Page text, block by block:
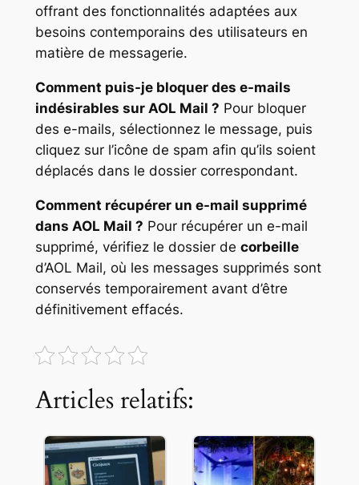
offrant des fonctionnalités adaptées aux
besoins contemporains des utilisateurs en
matière de messagerie.
Comment puis-je bloquer des e-mails
indésirables sur AOL Mail ? Pour bloquer
des e-mails, sélectionnez le message, puis
cliquez sur l’icône de spam afin qu’ils soient
déplacés dans le dossier correspondant.
Comment récupérer un e-mail supprimé
dans AOL Mail ? Pour récupérer un e-mail
supprimé, vérifiez le dossier de corbeille
d’AOL Mail, où les messages supprimés sont
conservés temporairement avant d’être
définitivement effacés.
Articles relatifs: